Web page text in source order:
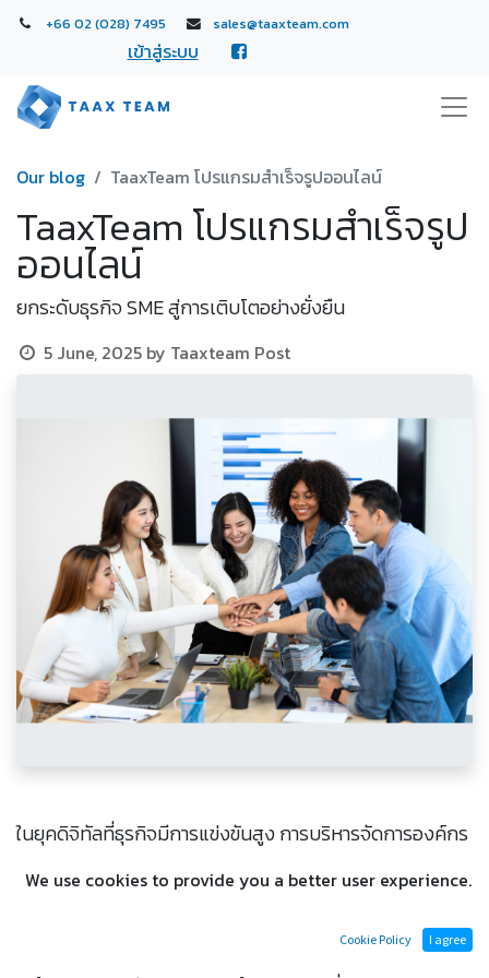
+66 02 (028) 7495 sales@taaxteam.com
เข้าสู่ระบบ
Our blog TaaxTeam โปรแกรมสำเร็จรูปออนไลน์
TaaxTeam โปรแกรมสำเร็จรูป
ออนไลน์
ยกระดับธุรกิจ SME สู่การเติบโตอย่างยั่งยืน
5 June, 2025 by Taaxteam Post
ในยุคดิจิทัลที่ธุรกิจมีการแข่งขันสูง การบริหารจัดการองค์กร
การ SME จำนวนมากต่างเผชิญกับความท้าทายในการจัดการ
ข้อมูลที่อยู่กระจัดกระจาย, การติดตามความคืบหน้าของงาน,
หรือการควบคุมต้นทุน และสต็อกสินค้า ซึ่งมักนำไปสู่ความ
We use cookies to provide you a better user experience.
Cookie Policy I agree